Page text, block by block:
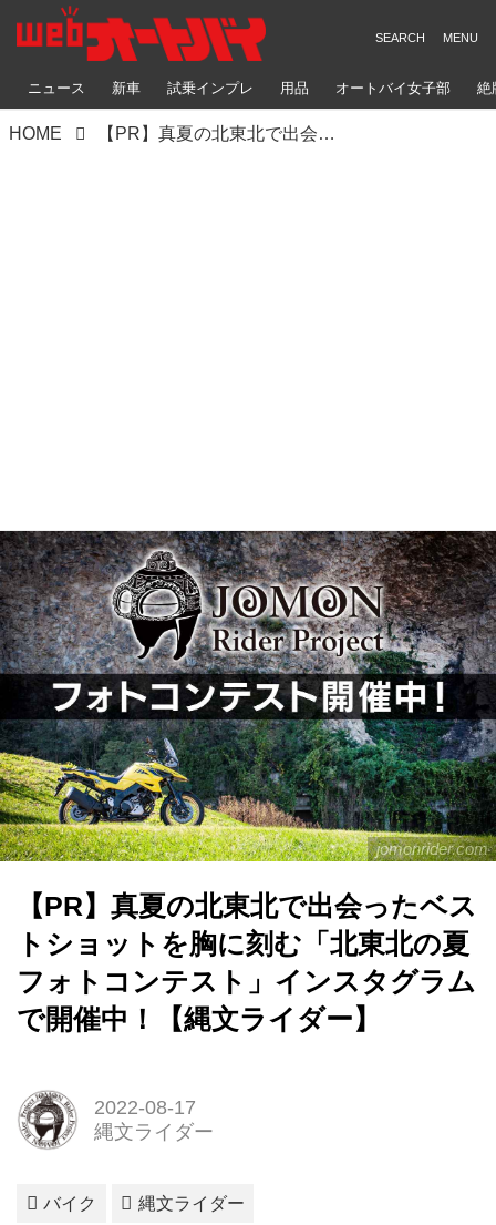
ニュース 新車 試乗インプレ 用品 オートバイ女子部 絶
HOME 【PR】真夏の北東北で出会ったベストショットを胸に刻む「北東北の夏フォトコンテスト」インスタグラムで開催中！【縄文ライダー】
jomonrider.com
【PR】真夏の北東北で出会ったベス
トショットを胸に刻む「北東北の夏
フォトコンテスト」インスタグラム
で開催中！【縄文ライダー】
2022-08-17
縄文ライダー
バイク 縄文ライダー